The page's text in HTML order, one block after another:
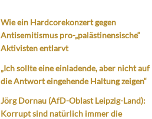
Wie ein Hardcorekonzert gegen
Antisemitismus pro-„palästinensische“
Aktivisten entlarvt
„Ich sollte eine einladende, aber nicht auf
die Antwort eingehende Haltung zeigen“
Jörg Dornau (AfD-Oblast Leipzig-Land):
Korrupt sind natürlich immer die